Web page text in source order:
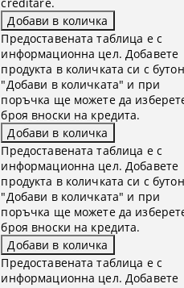
Предоставената таблица е с
информационна цел. Добавете
продукта в количката си с
"Добави в количката" и при
поръчка ще можете да
броя вноски на кредита.
Предоставената таблица е с
информационна цел. Добавете
продукта в количката си с
"Добави в количката" и при
поръчка ще можете да
броя вноски на кредита.
Предоставената таблица е с
информационна цел. Добавете